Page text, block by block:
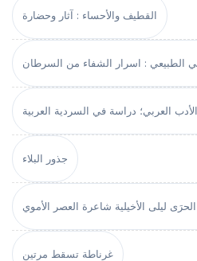
القطيف والأحساء : آثار وحضارة
الطبيعي : اسرار الشفاء من السرطان
العربي؛ دراسة في السردية العربية
جذور البلاء
الحرَى ليلى الأخيلية شاعرة العصر الأموي
غرناطة تسقط مرتين